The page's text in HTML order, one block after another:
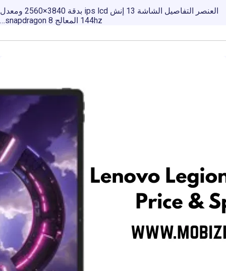
العنصر التفاصيل الشاشة 13 إنش ips lcd بدقة 3840×2560 ومعدل
144hz المعالج snapdragon 8…